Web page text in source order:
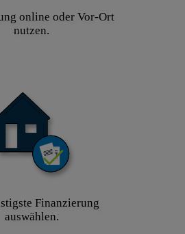
online oder Vor-Ort
nutzen.
Finanzierung
auswählen.